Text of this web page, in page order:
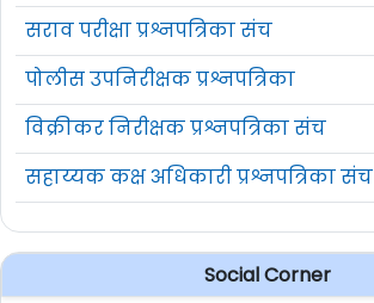
सराव परीक्षा प्रश्नपत्रिका संच
पोलीस उपनिरीक्षक प्रश्नपत्रिका
विक्रीकर निरीक्षक प्रश्नपत्रिका संच
सहाय्यक कक्ष अधिकारी प्रश्नपत्रिका संच
Social Corner